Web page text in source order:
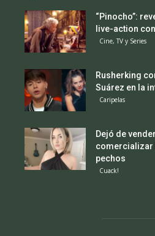
“Pinocho”:
live-action
Cine, TV y Series
Rusherking
Suárez en la
Caripelas
Dejó de
comercializar
pechos
Cuack!